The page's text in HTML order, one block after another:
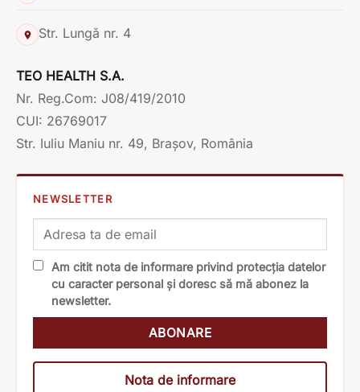
Str. Lungă nr. 4
TEO HEALTH S.A.
Nr. Reg.Com: J08/419/2010
CUI: 26769017
Str. Iuliu Maniu nr. 49, Brașov, România
NEWSLETTER
Am citit nota de informare privind protecția datelor
cu caracter personal și doresc să mă abonez la
newsletter.
Nota de informare